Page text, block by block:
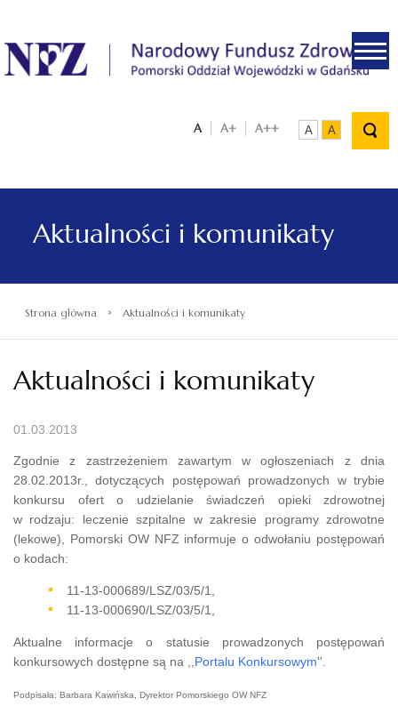
.
A A+ A++ A A
Aktualności i komunikaty
Strona główna › Aktualności i komunikaty
Aktualności i komunikaty
01.03.2013
Zgodnie z zastrzeżeniem zawartym w ogłoszeniach z dnia
28.02.2013r., dotyczących postępowań prowadzonych w trybie
konkursu ofert o udzielanie świadczeń opieki zdrowotnej
w rodzaju: leczenie szpitalne w zakresie programy zdrowotne
(lekowe), Pomorski OW NFZ informuje o odwołaniu postępowań
o kodach:
11-13-000689/LSZ/03/5/1,
11-13-000690/LSZ/03/5/1,
Aktualne informacje o statusie prowadzonych postępowań
konkursowych dostępne są na ,, Portalu Konkursowym''.
Podpisała: Barbara Kawińska, Dyrektor Pomorskiego OW NFZ